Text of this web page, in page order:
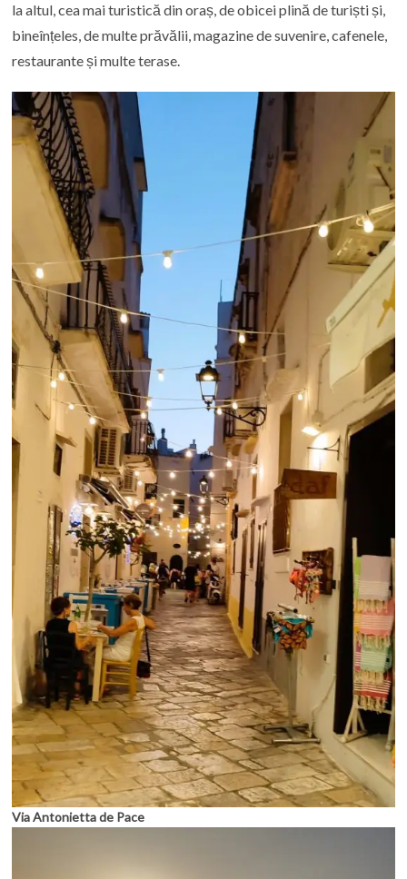
la altul, cea mai turistică din oraș, de obicei plină de turiști și,
bineînțeles, de multe prăvălii, magazine de suvenire, cafenele,
restaurante și multe terase.
Via Antonietta de Pace